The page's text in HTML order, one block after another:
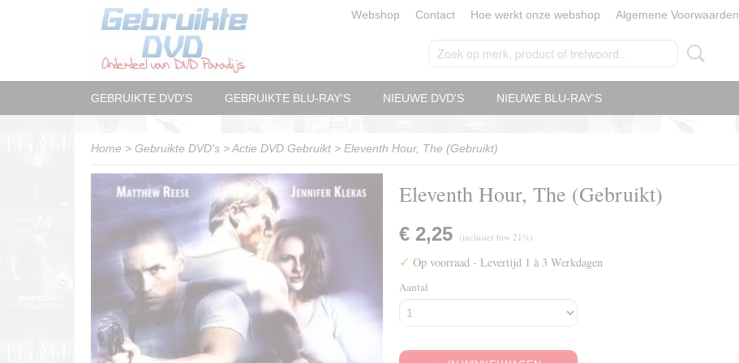
Webshop Contact Hoe werkt onze webshop Algemene Voorwaarden
GEBRUIKTE DVD'S GEBRUIKTE BLU-RAY'S NIEUWE DVD'S NIEUWE BLU-RAY'S
Home > Gebruikte DVD's >Actie DVD Gebruikt > Eleventh Hour, The (Gebruikt)
Eleventh Hour, The (Gebruikt)
€ 2,25 (inclusief btw 21%)
✓ Op voorraad - Levertijd 1 à 3 Werkdagen
Aantal